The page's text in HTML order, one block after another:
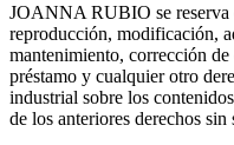
JOANNA RUBIO se reserva
reproducción, modificación,
mantenimiento, corrección
préstamo y cualquier otro
industrial sobre los
de los anteriores derechos